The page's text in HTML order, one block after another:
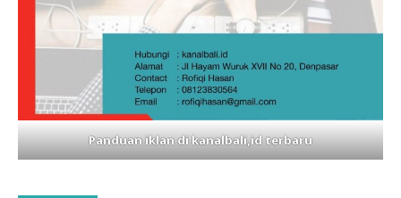
Panduan iklan di kanalbali,id terbaru